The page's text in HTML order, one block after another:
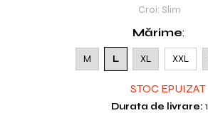
Croi: Slim
Mărime:
M L XL XXL
STOC EPUIZAT
Durata de livrare: 1